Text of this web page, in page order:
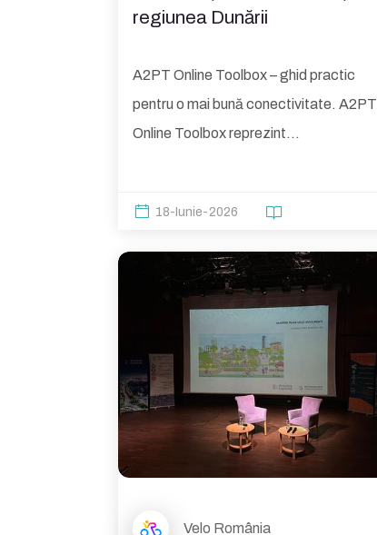
regiunea Dunării
A2PT Online Toolbox – ghid practic
pentru o mai bună conectivitate. A2PT
Online Toolbox reprezint...
18-Iunie-2026
Velo România